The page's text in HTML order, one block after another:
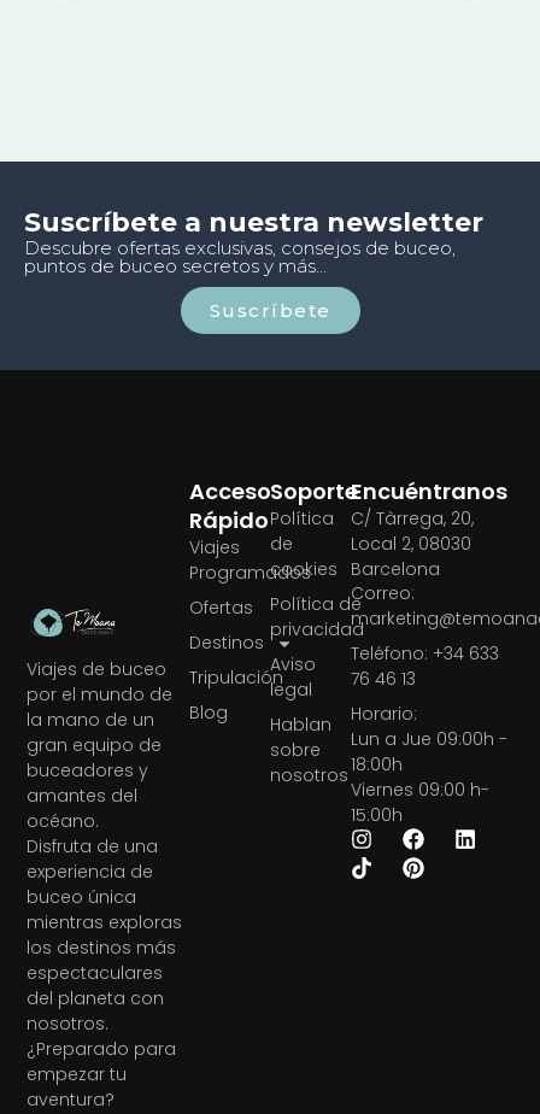
Suscríbete a nuestra newsletter
Descubre ofertas exclusivas, consejos de buceo,
puntos de buceo secretos y más...
Suscríbete
Viajes de buceo
por el mundo de
la mano de un
gran equipo de
buceadores y
amantes del
océano.
Disfruta de una
experiencia de
buceo única
mientras exploras
los destinos más
espectaculares
del planeta con
nosotros.
¿Preparado para
empezar tu
aventura?
Soporte
Política
de
cookies
Política de
privacidad
Aviso
legal
Hablan
sobre
nosotros
Acceso
Rápido
Viajes
Programados
Ofertas
Destinos
Tripulación
Blog
Encuéntranos
C/ Tàrrega, 20,
Local 2, 08030
Barcelona
Correo:
Teléfono: +34 633
76 46 13
Horario:
Lun a Jue 09:00h -
18:00h
Viernes 09:00 h-
15:00h